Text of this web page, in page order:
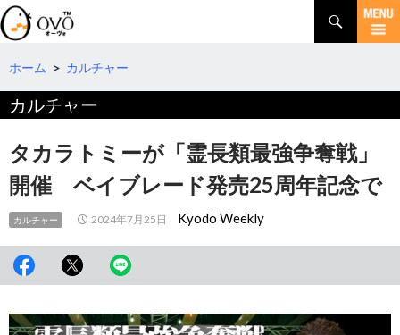
検
索
コ
テ
ツ
へ
ホーム > カルチャー
カルチャー
タカラトミーが「霊長類最強争奪戦」
開催 ベイブレード発売25周年記念で
カルチャー 2024年7月25日 Kyodo Weekly